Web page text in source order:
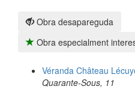
Obra desapareguda
Obra especialment
Véranda Château
Quarante-Sous, 11